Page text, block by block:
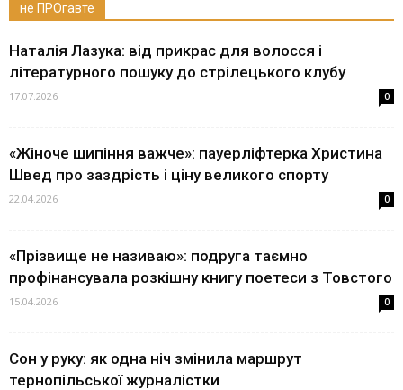
не ПРОгавте
Наталія Лазука: від прикрас для волосся і
літературного пошуку до стрілецького клубу
17.07.2026 0
«Жіноче шипіння важче»: пауерліфтерка Христина
Швед про заздрість і ціну великого спорту
22.04.2026 0
«Прізвище не називаю»: подруга таємно
профінансувала розкішну книгу поетеси з Товстого
15.04.2026 0
Сон у руку: як одна ніч змінила маршрут
тернопільської журналістки